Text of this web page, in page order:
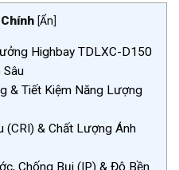
[Ẩn]
Highbay TDLXC-D150
Sâu
& Tiết Kiệm Năng Lượng
(CRI) & Chất Lượng Ánh
Chống Bụi (IP) & Độ Bền